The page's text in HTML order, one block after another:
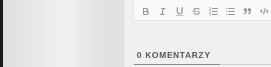
0 KOMENTARZY